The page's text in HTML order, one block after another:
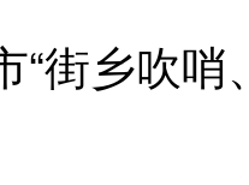
乡吹哨